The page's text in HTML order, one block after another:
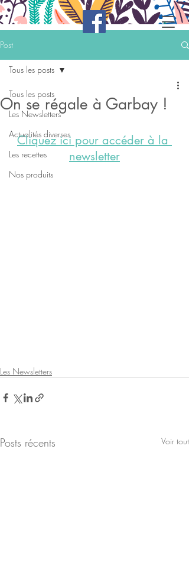
Post
Tous les posts
Les Newsletters
Actualités diverses
Les recettes
Nos produits
Tous les posts
On se régale à Garbay !
Cliquez ici pour accéder à la
newsletter
Les Newsletters
Posts récents Voir tout